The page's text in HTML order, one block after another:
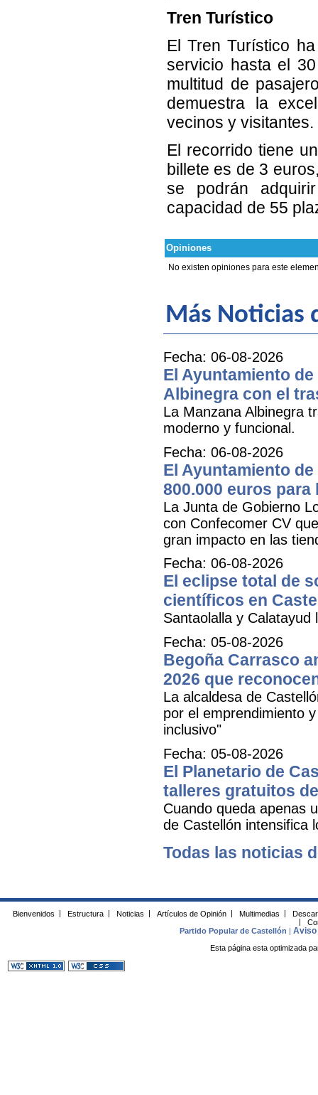
Tren Turístico
El Tren Turístico
servicio hasta el
multitud de
demuestra la
vecinos y visitantes.
El recorrido tiene
billete es de 3
se podrán
capacidad de 55
Opiniones
No existen opiniones para este
Más Noticias
Fecha: 06-08-2026
El Ayuntamiento
Albinegra con el
La Manzana Albinegra
moderno y funcional.
Fecha: 06-08-2026
El Ayuntamiento
800.000 euros
La Junta de Gobierno
con Confecomer CV
gran impacto en las
Fecha: 06-08-2026
El eclipse total de
científicos en
Santaolalla y Calatayud
Fecha: 05-08-2026
Begoña Carrasco
2026 que
La alcaldesa de
por el emprendimiento
inclusivo"
Fecha: 05-08-2026
El Planetario de
talleres gratuitos
Cuando queda apenas
de Castellón intensifica
Todas las noticias
Bienvenidos Estructura Noticias Artículos de Opinión Multimedias
Partido Popular de Castellón
|Aviso
Esta página esta optimizada